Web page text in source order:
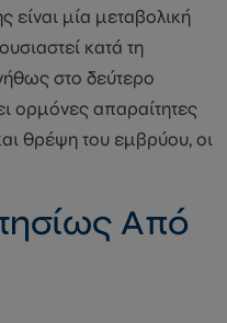
είναι μία μεταβολική
κατά τη
στο δεύτερο
ορμόνες απαραίτητες
θρέψη του εμβρύου, οι
Από